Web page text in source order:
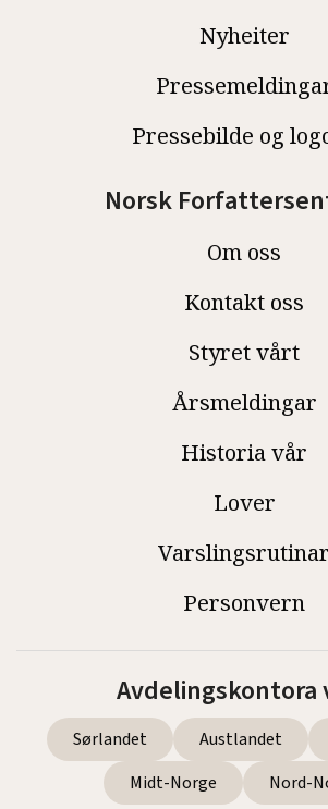
Nyheiter
Pressebilde og
Norsk
Om oss
Kontakt oss
Styret vårt
Årsmeldingar
Historia vår
Lover
Varslingsrutinar
Personvern
Avdelingskontora
Sørlandet Austlandet
Midt-Norge
Nord-